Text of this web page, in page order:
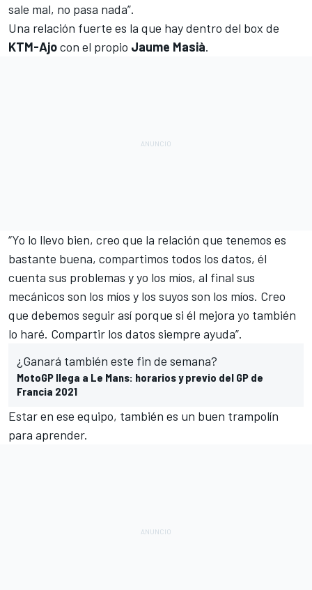
sale mal, no pasa nada”.
Una relación fuerte es la que hay dentro del box de
KTM-Ajocon el propio Jaume Masià.
“Yo lo llevo bien, creo que la relación que tenemos es
bastante buena, compartimos todos los datos, él
cuenta sus problemas y yo los míos, al final sus
mecánicos son los míos y los suyos son los míos. Creo
que debemos seguir así porque si él mejora yo también
lo haré. Compartir los datos siempre ayuda”.
¿Ganará también este fin de semana?
MotoGP llega a Le Mans: horarios y previo del GP de
Francia 2021
Estar en ese equipo, también es un buen trampolín
para aprender.